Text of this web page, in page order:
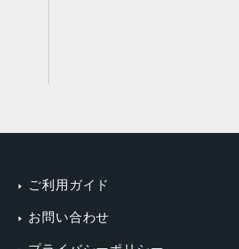
ご利用ガイド
お問い合わせ